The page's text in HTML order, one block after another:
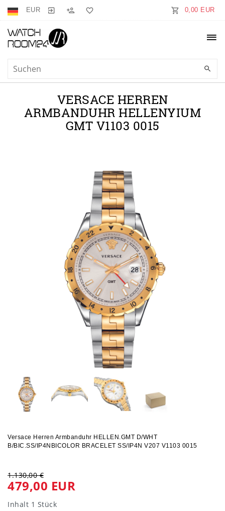
EUR 0,00 EUR
VERSACE HERREN
ARMBANDUHR HELLENYIUM
GMT V1103 0015
Versace Herren Armbanduhr HELLEN.GMT D/WHT
B/BIC.SS/IP4NBICOLOR BRACELET SS/IP4N V207 V1103 0015
1.130,00 €
479,00 EUR
Inhalt 1 Stück